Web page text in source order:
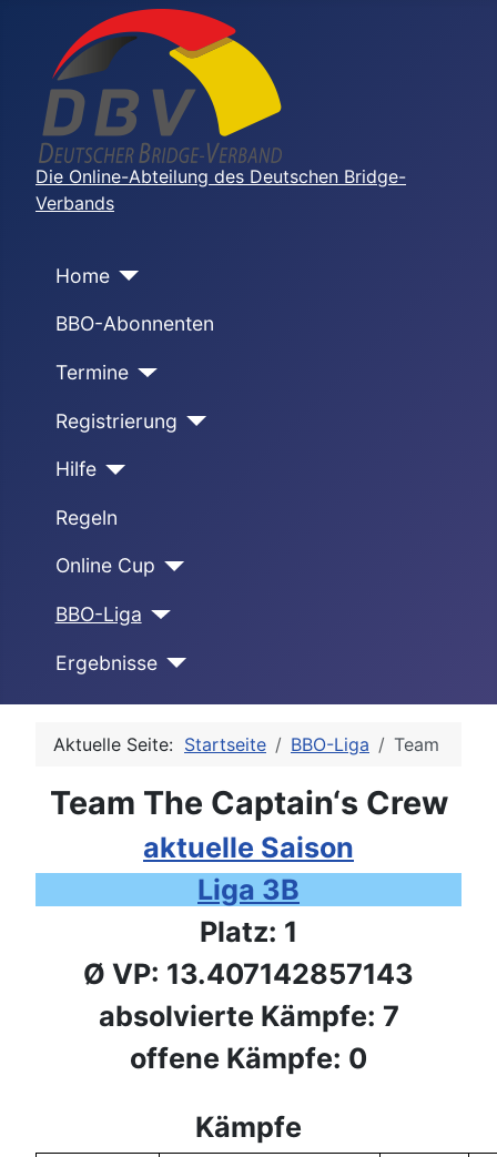
Die Online-Abteilung des Deutschen Bridge-
Verbands
Home
BBO-Abonnenten
Termine
Registrierung
Hilfe
Regeln
Online Cup
BBO-Liga
Ergebnisse
Aktuelle Seite: Startseite BBO-Liga Team
Team The Captain‘s Crew
aktuelle Saison
Liga 3B
Platz: 1
Ø VP: 13.407142857143
absolvierte Kämpfe: 7
offene Kämpfe: 0
Kämpfe